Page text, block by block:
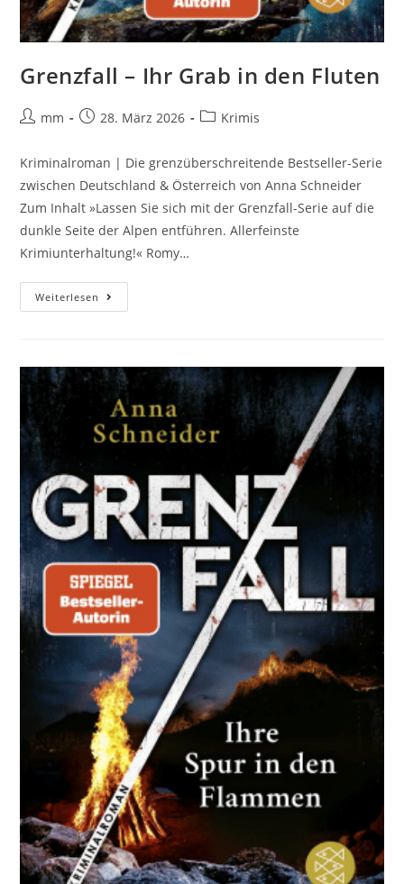
Grenzfall – Ihr Grab in den Fluten
mm 28. März 2026 Krimis
Kriminalroman | Die grenzüberschreitende Bestseller-Serie
zwischen Deutschland & Österreich von Anna Schneider
Zum Inhalt »Lassen Sie sich mit der Grenzfall-Serie auf die
dunkle Seite der Alpen entführen. Allerfeinste
Krimiunterhaltung!« Romy…
Weiterlesen